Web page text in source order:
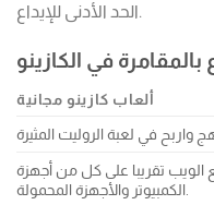
الحد الأدنى للإيداع.
في الكازينو
ألعاب كازينو مجانية
تقريبا على كل من أجهزة